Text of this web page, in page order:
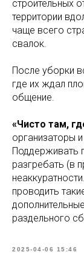
строительных
территории
чаще всего
свалок.
После уборки
где их ждал
общение.
«Чисто там,
организаторы
Поддерживать
разгребать (в
проводить
раздельного
2025-04-06 15:46